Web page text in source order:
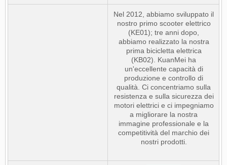
Nel 2012, abbiamo sviluppato il
nostro primo scooter elettrico
(KE01); tre anni dopo,
abbiamo realizzato la nostra
prima bicicletta elettrica
(KB02). KuanMei ha
un'eccellente capacità di
produzione e controllo di
qualità. Ci concentriamo sulla
resistenza e sulla sicurezza dei
motori elettrici e ci impegniamo
a migliorare la nostra
immagine professionale e la
competitività del marchio dei
nostri prodotti.